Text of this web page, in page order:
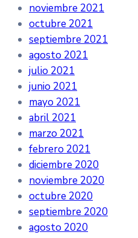
noviembre 2021
octubre 2021
septiembre 2021
agosto 2021
julio 2021
junio 2021
mayo 2021
abril 2021
marzo 2021
febrero 2021
diciembre 2020
noviembre 2020
octubre 2020
septiembre 2020
agosto 2020